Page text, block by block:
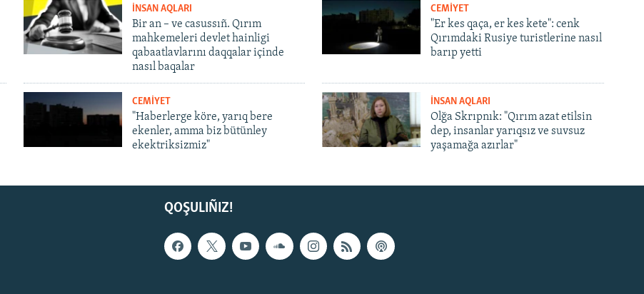
İNSAN AQLARI
Bir an – ve casussıñ. Qırım
mahkemeleri devlet hainligi
qabaatlavlarını daqqalar içinde
nasıl baqalar
CEMİYET
"Er kes qaça, er kes kete": cenk
Qırımdaki Rusiye turistlerine nasıl
barıp yetti
CEMİYET
"Haberlerge köre, yarıq bere
ekenler, amma biz bütünley
ekektriksizmiz"
İNSAN AQLARI
Olğa Skrıpnık: "Qırım azat etilsin
dep, insanlar yarıqsız ve suvsuz
yaşamağa azırlar"
QOŞULIÑIZ!